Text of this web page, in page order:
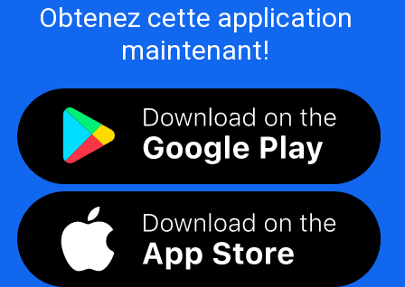
Obtenez cette application
maintenant!